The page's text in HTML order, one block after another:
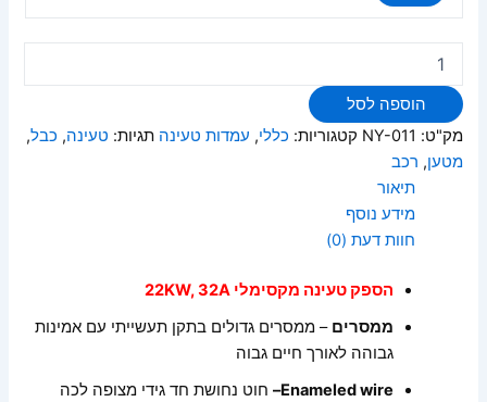
הוספה לסל
מק"ט: NY-011 קטגוריות: כללי, עמדות טעינה תגיות: טעינה, כבל,
מטען, רכב
תיאור
מידע נוסף
חוות דעת (0)
הספק טעינה מקסימלי 22KW, 32A
ממסרים – ממסרים גדולים בתקן תעשייתי עם אמינות
גבוהה לאורך חיים גבוה
Enameled wire–
חוט נחושת חד גידי מצופה לכה